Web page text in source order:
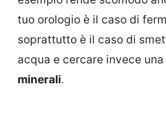
tuo orologio è il caso di
soprattutto è il caso di
acqua e cercare invece
minerali.